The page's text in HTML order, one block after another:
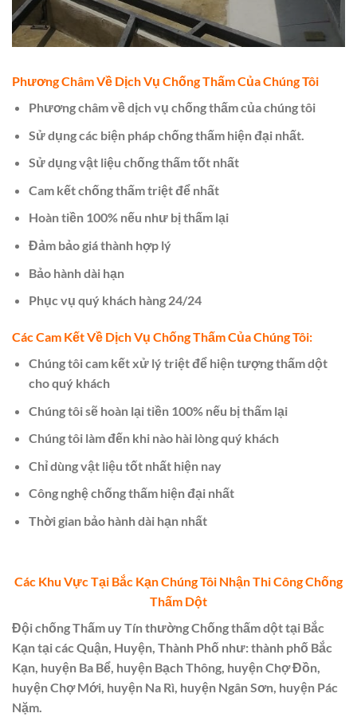
Phương Châm Về Dịch Vụ Chống Thấm Của Chúng Tôi
Phương châm về dịch vụ chống thấm của chúng tôi
Sử dụng các biện pháp chống thấm hiện đại nhất.
Sử dụng vật liệu chống thấm tốt nhất
Cam kết chống thấm triệt để nhất
Hoàn tiền 100% nếu như bị thấm lại
Đảm bảo giá thành hợp lý
Bảo hành dài hạn
Phục vụ quý khách hàng 24/24
Các Cam Kết Về Dịch Vụ Chống Thấm Của Chúng Tôi:
Chúng tôi cam kết xử lý triệt để hiện tượng thấm dột
cho quý khách
Chúng tôi sẽ hoàn lại tiền 100% nếu bị thấm lại
Chúng tôi làm đến khi nào hài lòng quý khách
Chỉ dùng vật liệu tốt nhất hiện nay
Công nghệ chống thấm hiện đại nhất
Thời gian bảo hành dài hạn nhất
Các Khu Vực Tại Bắc Kạn Chúng Tôi Nhận Thi Công Chống
Thấm Dột
Đội chống Thấm uy Tín thường Chống thấm dột tại Bắc
Kạn tại các Quận, Huyện, Thành Phố như: thành phố Bắc
Kạn, huyện Ba Bể, huyện Bạch Thông, huyện Chợ Đồn,
huyện Chợ Mới, huyện Na Rì, huyện Ngân Sơn, huyện Pác
Nặm.